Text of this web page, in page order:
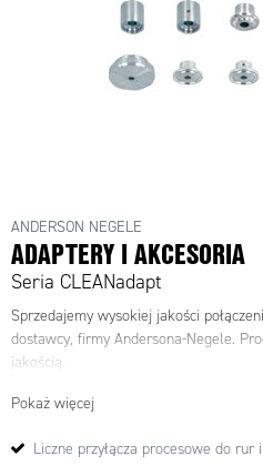
ANDERSON NEGELE
ADAPTERY I AKCESORIA
Seria CLEANadapt
Sprzedajemy wysokiej jakości
dostawcy, firmy Andersona-Negele.
jakością.
Pokaż więcej
Liczne przyłącza procesowe do rur